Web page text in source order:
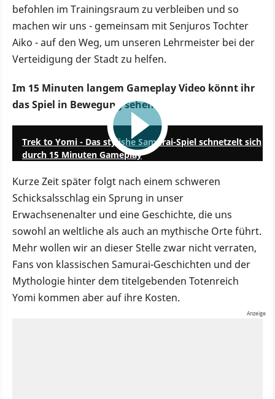
befohlen im Trainingsraum zu verbleiben und so
machen wir uns - gemeinsam mit Senjuros Tochter
Aiko - auf den Weg, um unseren Lehrmeister bei der
Verteidigung der Stadt zu helfen.
Im 15 Minuten langem Gameplay Video könnt ihr
das Spiel in Bewegung sehen:
Trek to Yomi - Das stylishe Samurai-Spiel schnetzelt sich
durch 15 Minuten Gameplay
Kurze Zeit später folgt nach einem schweren
Schicksalsschlag ein Sprung in unser
Erwachsenenalter und eine Geschichte, die uns
sowohl an weltliche als auch an mythische Orte führt.
Mehr wollen wir an dieser Stelle zwar nicht verraten,
Fans von klassischen Samurai-Geschichten und der
Mythologie hinter dem titelgebenden Totenreich
Yomi kommen aber auf ihre Kosten.